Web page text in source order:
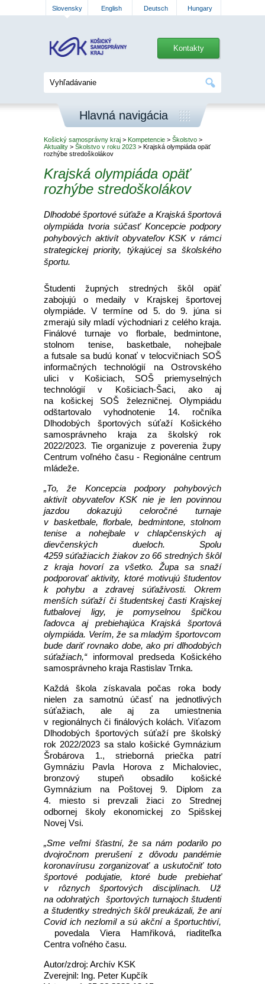
Slovensky English Deutsch Hungary
Kontakty
Hlavná navigácia
Košický samosprávny kraj > Kompetencie > Školstvo >
Aktuality > Školstvo v roku 2023 > Krajská olympiáda opäť
rozhýbe stredoškolákov
Krajská olympiáda opäť
rozhýbe stredoškolákov
Dlhodobé športové súťaže a Krajská športová
olympiáda tvoria súčasť Koncepcie podpory
pohybových aktivít obyvateľov KSK v rámci
strategickej priority, týkajúcej sa školského
športu.
Študenti župných stredných škôl opäť
zabojujú o medaily v Krajskej športovej
olympiáde. V termíne od 5. do 9. júna si
zmerajú sily mladí východniari z celého kraja.
Finálové turnaje vo florbale, bedmintone,
stolnom tenise, basketbale, nohejbale
a futsale sa budú konať v telocvičniach SOŠ
informačných technológií na Ostrovského
ulici v Košiciach, SOŠ priemyselných
technológií v Košiciach-Šaci, ako aj
na košickej SOŠ železničnej. Olympiádu
odštartovalo vyhodnotenie 14. ročníka
Dlhodobých športových súťaží Košického
samosprávneho kraja za školský rok
2022/2023. Tie organizuje z poverenia župy
Centrum voľného času - Regionálne centrum
mládeže.
„To, že Koncepcia podpory pohybových
aktivít obyvateľov KSK nie je len povinnou
jazdou dokazujú celoročné turnaje
v basketbale, florbale, bedmintone, stolnom
tenise a nohejbale v chlapčenských aj
dievčenských dueloch. Spolu
4259 súťažiacich žiakov zo 66 stredných škôl
z kraja hovorí za všetko. Župa sa snaží
podporovať aktivity, ktoré motivujú študentov
k pohybu a zdravej súťaživosti. Okrem
menších súťaží či študentskej časti Krajskej
futbalovej ligy, je pomyselnou špičkou
ľadovca aj prebiehajúca Krajská športová
olympiáda. Verím, že sa mladým športovcom
bude dariť rovnako dobe, ako pri dlhodobých
súťažiach,“informoval predseda Košického
samosprávneho kraja Rastislav Trnka.
Každá škola získavala počas roka body
nielen za samotnú účasť na jednotlivých
súťažiach, ale aj za umiestnenia
v regionálnych či finálových kolách. Víťazom
Dlhodobých športových súťaží pre školský
rok 2022/2023 sa stalo košické Gymnázium
Šrobárova 1., strieborná priečka patrí
Gymnáziu Pavla Horova z Michaloviec,
bronzový stupeň obsadilo košické
Gymnázium na Poštovej 9. Diplom za
4. miesto si prevzali žiaci zo Strednej
odbornej školy ekonomickej zo Spišskej
Novej Vsi.
„Sme veľmi šťastní, že sa nám podarilo po
dvojročnom prerušení z dôvodu pandémie
koronavírusu zorganizovať a uskutočniť toto
športové podujatie, ktoré bude prebiehať
v rôznych športových disciplínach. Už
na odohratých športových turnajoch študenti
a študentky stredných škôl preukázali, že ani
Covid ich nezlomil a sú akční a športuchtiví,
povedala Viera Hamřiková, riaditeľka
Centra voľného času.
Autor/zdroj: Archív KSK
Zverejnil: Ing. Peter Kupčík